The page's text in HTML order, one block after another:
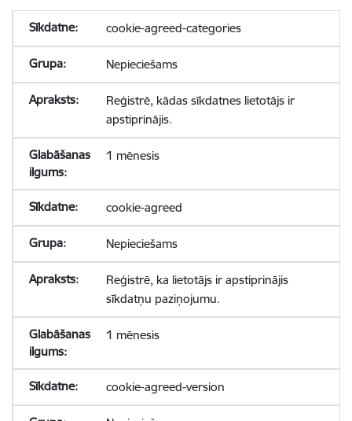
cookie-agreed-categories
Nepieciešams
Reģistrē, kādas sīkdatnes lietotājs ir
apstiprinājis.
1 mēnesis
cookie-agreed
Nepieciešams
Reģistrē, ka lietotājs ir apstiprinājis
sīkdatņu paziņojumu.
1 mēnesis
cookie-agreed-version